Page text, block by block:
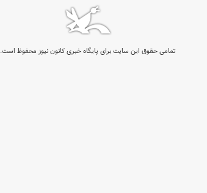
تمامی حقوق این سایت برای پایگاه خبری کانون نیوز محفوظ است.